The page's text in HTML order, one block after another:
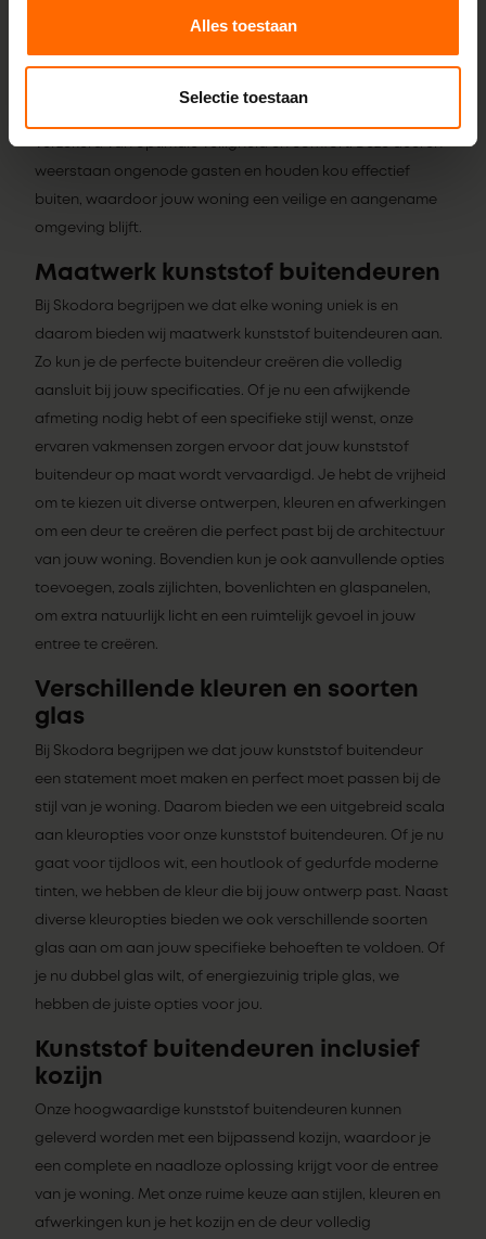
Alles toestaan
Selectie toestaan
maat worden samengesteld, waardoor er altijd een
oplossing is die perfect aansluit bij jouw specifieke eisen.
verzekerd van optimale veiligheid en comfort. Deze deuren
weerstaan ongenode gasten en houden kou effectief
buiten, waardoor jouw woning een veilige en aangename
omgeving blijft.
Maatwerk kunststof buitendeuren
Bij Skodora begrijpen we dat elke woning uniek is en
daarom bieden wij maatwerk kunststof buitendeuren aan.
Zo kun je de perfecte buitendeur creëren die volledig
aansluit bij jouw specificaties. Of je nu een afwijkende
afmeting nodig hebt of een specifieke stijl wenst, onze
ervaren vakmensen zorgen ervoor dat jouw kunststof
buitendeur op maat wordt vervaardigd. Je hebt de vrijheid
om te kiezen uit diverse ontwerpen, kleuren en afwerkingen
om een deur te creëren die perfect past bij de architectuur
van jouw woning. Bovendien kun je ook aanvullende opties
toevoegen, zoals zijlichten, bovenlichten en glaspanelen,
om extra natuurlijk licht en een ruimtelijk gevoel in jouw
entree te creëren.
Verschillende kleuren en soorten
glas
Bij Skodora begrijpen we dat jouw kunststof buitendeur
een statement moet maken en perfect moet passen bij de
stijl van je woning. Daarom bieden we een uitgebreid scala
aan kleuropties voor onze kunststof buitendeuren. Of je nu
gaat voor tijdloos wit, een houtlook of gedurfde moderne
tinten, we hebben de kleur die bij jouw ontwerp past. Naast
diverse kleuropties bieden we ook verschillende soorten
glas aan om aan jouw specifieke behoeften te voldoen. Of
je nu dubbel glas wilt, of energiezuinig triple glas, we
hebben de juiste opties voor jou.
Kunststof buitendeuren inclusief
kozijn
Onze hoogwaardige kunststof buitendeuren kunnen
geleverd worden met een bijpassend kozijn, waardoor je
een complete en naadloze oplossing krijgt voor de entree
van je woning. Met onze ruime keuze aan stijlen, kleuren en
afwerkingen kun je het kozijn en de deur volledig